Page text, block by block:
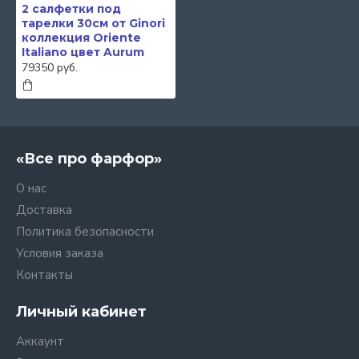
2 салфетки под
тарелки 30см от Ginori
коллекция Oriente
Italiano цвет Aurum
79350 руб.
«Все про фарфор»
О нас
Доставка
Политика безопасности
Условия заказа
Контакты
Личный кабинет
Аккаунт